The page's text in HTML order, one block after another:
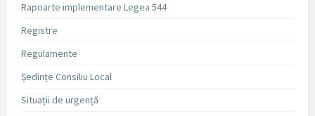
Rapoarte implementare Legea 544
Registre
Regulamente
Ședințe Consiliu Local
Situații de urgență